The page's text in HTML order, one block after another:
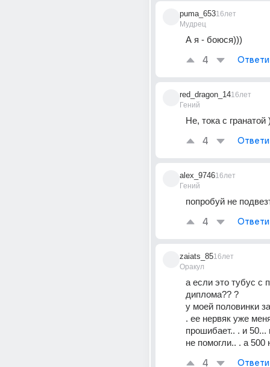
puma_653
Мудрец
16лет
А я - боюся)))
4
red_dragon_14
Гений
16лет
Не, тока с гранатой
4
alex_9746
Гений
16лет
попробуй не
4
zaiats_85
Оракул
16лет
а если это тубус с
диплома?? ?
у моей половинки
. ее нервяк уже
прошибает.. . и 50...
не помогли.. . а 500
4